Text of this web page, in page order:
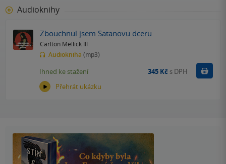
Audioknihy
Zbouchnul jsem Satanovu dceru
Carlton Mellick III
Audiokniha (mp3)
Přehrát ukázku
Ihned ke stažení 345 Kč s DPH Koupit